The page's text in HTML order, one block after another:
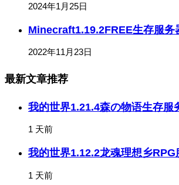
2024年1月25日
Minecraft1.19.2FREE生存服务
2022年11月23日
最新文章推荐
我的世界1.21.4森の物语生存服
1 天前
我的世界1.12.2龙魂理想乡RPG
1 天前